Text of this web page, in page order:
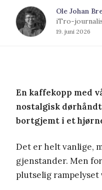
Ole Johan
iTro-
19. juni 2026
En kaffekopp med
nostalgisk
bortgjemt i et
Det er helt vanlige,
gjenstander. Men
plutselig rampelyset